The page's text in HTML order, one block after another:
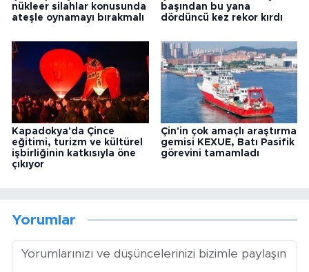
nükleer silahlar konusunda
ateşle oynamayı bırakmalı
başından bu yana
dördüncü kez rekor kırdı
Kapadokya'da Çince
eğitimi, turizm ve kültürel
işbirliğinin katkısıyla öne
çıkıyor
Çin'in çok amaçlı araştırma
gemisi KEXUE, Batı Pasifik
görevini tamamladı
Yorumlar